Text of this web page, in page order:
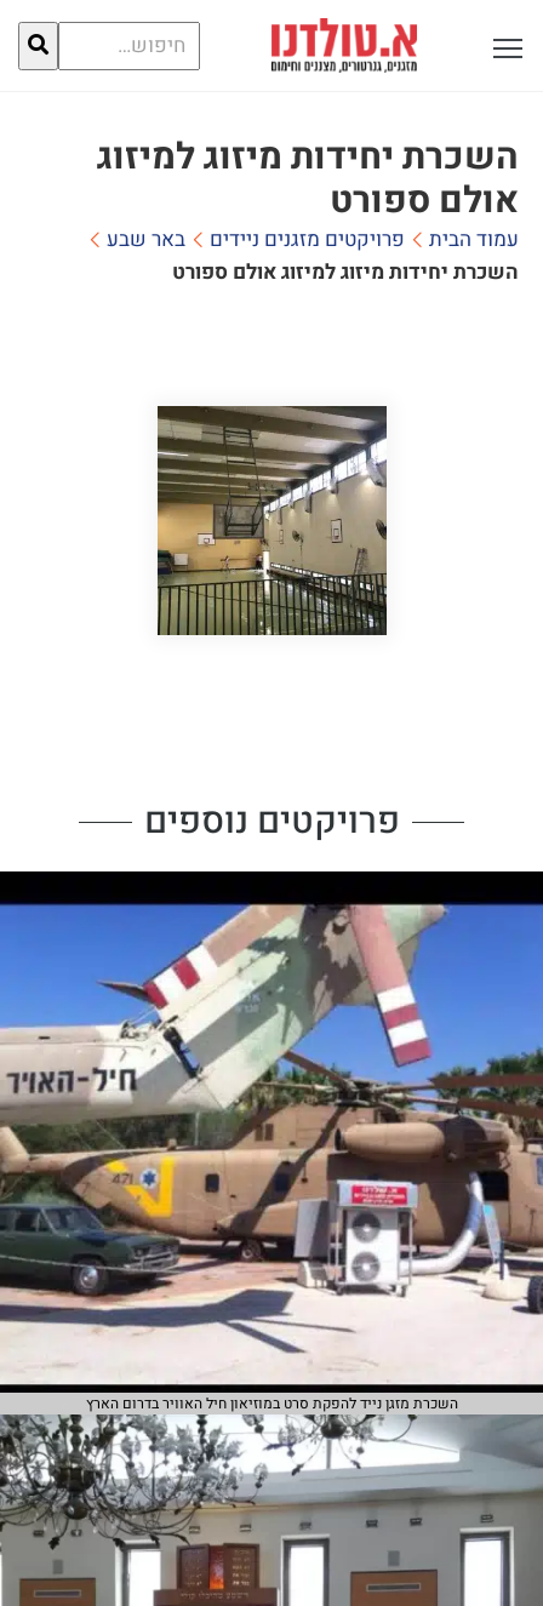
חיפוש
עבור:
פתח תפריט ראשי לתצוגה
השכרת יחידות מיזוג למיזוג
אולם ספורט
עמוד הבית פרויקטים מזגנים ניידים
באר שבע
השכרת יחידות מיזוג למיזוג אולם ספורט
פרויקטים נוספים
השכרת מזגן נייד להפקת סרט במוזיאון חיל האוויר בדרום הארץ